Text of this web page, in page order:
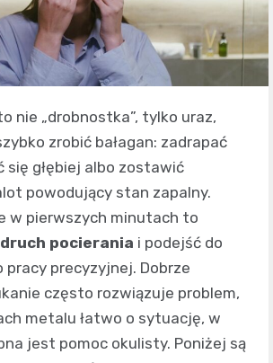
nie „drobnostka”, tylko uraz,
zrobić bałagan: zadrapać
się głębiej albo zostawić
powodujący stan zapalny.
w pierwszych minutach to
pocierania i podejść do
precyzyjnej. Dobrze
często rozwiązuje problem,
metalu łatwo o sytuację, w
jest pomoc okulisty. Poniżej są